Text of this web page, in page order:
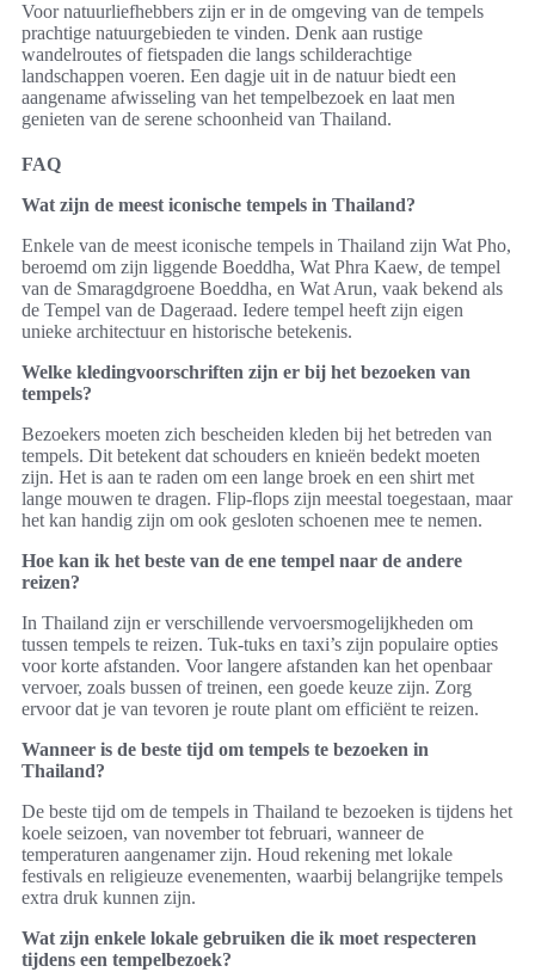
Voor natuurliefhebbers zijn er in de omgeving van de tempels
prachtige natuurgebieden te vinden. Denk aan rustige
wandelroutes of fietspaden die langs schilderachtige
landschappen voeren. Een dagje uit in de natuur biedt een
aangename afwisseling van het tempelbezoek en laat men
genieten van de serene schoonheid van Thailand.
FAQ
Wat zijn de meest iconische tempels in Thailand?
Enkele van de meest iconische tempels in Thailand zijn Wat Pho,
beroemd om zijn liggende Boeddha, Wat Phra Kaew, de tempel
van de Smaragdgroene Boeddha, en Wat Arun, vaak bekend als
de Tempel van de Dageraad. Iedere tempel heeft zijn eigen
unieke architectuur en historische betekenis.
Welke kledingvoorschriften zijn er bij het bezoeken van
tempels?
Bezoekers moeten zich bescheiden kleden bij het betreden van
tempels. Dit betekent dat schouders en knieën bedekt moeten
zijn. Het is aan te raden om een lange broek en een shirt met
lange mouwen te dragen. Flip-flops zijn meestal toegestaan, maar
het kan handig zijn om ook gesloten schoenen mee te nemen.
Hoe kan ik het beste van de ene tempel naar de andere
reizen?
In Thailand zijn er verschillende vervoersmogelijkheden om
tussen tempels te reizen. Tuk-tuks en taxi’s zijn populaire opties
voor korte afstanden. Voor langere afstanden kan het openbaar
vervoer, zoals bussen of treinen, een goede keuze zijn. Zorg
ervoor dat je van tevoren je route plant om efficiënt te reizen.
Wanneer is de beste tijd om tempels te bezoeken in
Thailand?
De beste tijd om de tempels in Thailand te bezoeken is tijdens het
koele seizoen, van november tot februari, wanneer de
temperaturen aangenamer zijn. Houd rekening met lokale
festivals en religieuze evenementen, waarbij belangrijke tempels
extra druk kunnen zijn.
Wat zijn enkele lokale gebruiken die ik moet respecteren
tijdens een tempelbezoek?